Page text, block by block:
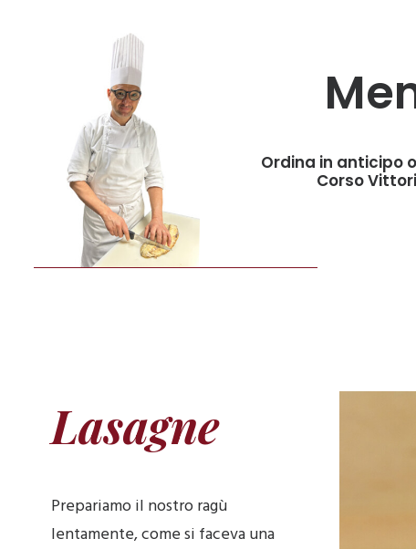
Ordina in anticipo
Corso
Lasagne
Prepariamo il nostro ragù
lentamente, come si faceva una